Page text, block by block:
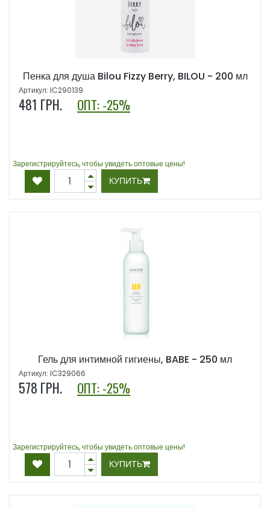
Пенка для душа Bilou Fizzy Berry, BILOU - 200 мл
Артикул: IC290139
481 ГРН. ОПТ: -25%
Зарегистрируйтесь, чтобы увидеть оптовые цены!
КУПИТЬ
Гель для интимной гигиены, BABE - 250 мл
Артикул: IC329066
578 ГРН. ОПТ: -25%
Зарегистрируйтесь, чтобы увидеть оптовые цены!
КУПИТЬ